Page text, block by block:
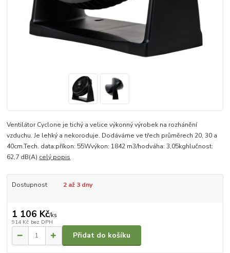
Ventilátor Cyclone je tichý a velice výkonný výrobek na rozhánění
vzduchu. Je lehký a nekoroduje. Dodáváme ve třech průměrech 20, 30 a
40cm.Tech. data:příkon: 55Wvýkon: 1842 m3/hodváha: 3,05kghlučnost:
62,7 dB(A) celý popis
Dostupnost 2 až 3 dny
1 106 Kč/ks
914 Kč bez DPH
Přidat do košíku